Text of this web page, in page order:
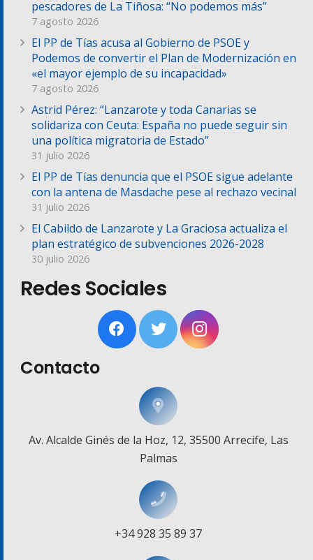
pescadores de La Tiñosa: “No podemos más”
7 agosto 2026
El PP de Tías acusa al Gobierno de PSOE y
Podemos de convertir el Plan de Modernización en
«el mayor ejemplo de su incapacidad»
7 agosto 2026
Astrid Pérez: “Lanzarote y toda Canarias se
solidariza con Ceuta: España no puede seguir sin
una política migratoria de Estado”
31 julio 2026
El PP de Tías denuncia que el PSOE sigue adelante
con la antena de Masdache pese al rechazo vecinal
31 julio 2026
El Cabildo de Lanzarote y La Graciosa actualiza el
plan estratégico de subvenciones 2026-2028
30 julio 2026
Redes Sociales
Contacto
Av. Alcalde Ginés de la Hoz, 12, 35500 Arrecife, Las
Palmas
+34 928 35 89 37